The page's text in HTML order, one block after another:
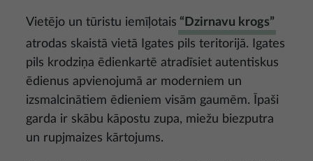
Vietējo un tūristu iemīļotais “Dzirnavu krogs”
atrodas skaistā vietā Igates pils teritorijā. Igates
pils krodziņa ēdienkartē atradīsiet autentiskus
ēdienus apvienojumā ar moderniem un
izsmalcinātiem ēdieniem visām gaumēm. Īpaši
garda ir skābu kāpostu zupa, miežu biezputra
un rupjmaizes kārtojums.